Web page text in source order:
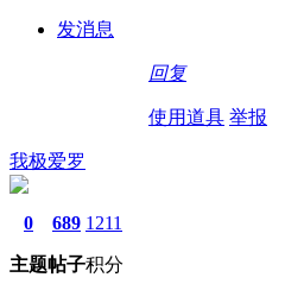
发消息
回复
使用道具 举报
我极爱罗
0
主题
689
帖子
1211
积分